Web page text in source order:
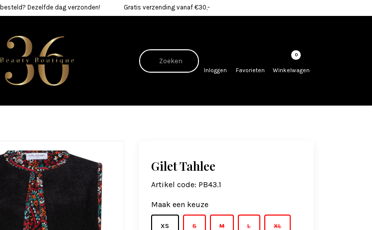
Dezelfde dag verzonden! Gratis verzending vanaf €30,-
Inloggen Favorieten
0
Winkelwagen
Gilet Tahlee
Artikel code: PB43.1
Maak een keuze
XS S M L XL